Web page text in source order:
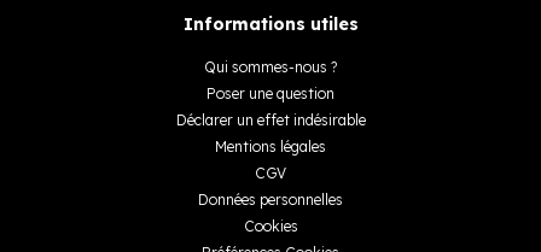
Informations utiles
Qui sommes-nous ?
Poser une question
Déclarer un effet indésirable
Mentions légales
CGV
Données personnelles
Cookies